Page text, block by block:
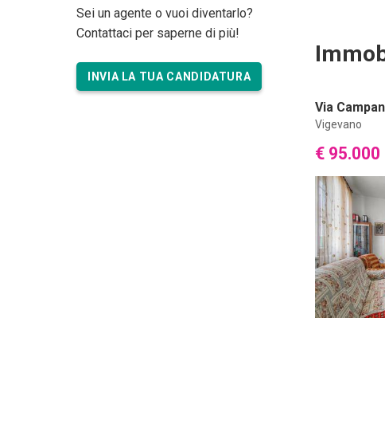
Sei un agente o vuoi diventarlo?
Contattaci per saperne di più!
INVIA LA TUA CANDIDATURA
Via
Vigevano
€ 95.000